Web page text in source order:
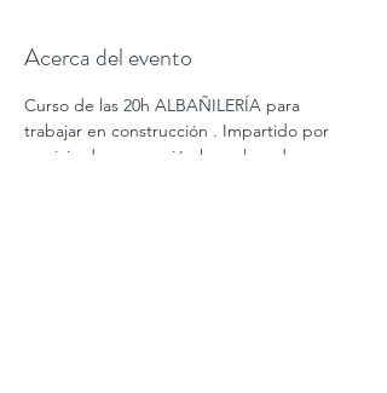
Acerca del evento
Curso de las 20h ALBAÑILERÍA para
trabajar en construcción . Impartido por
servicio de prevención homologado en